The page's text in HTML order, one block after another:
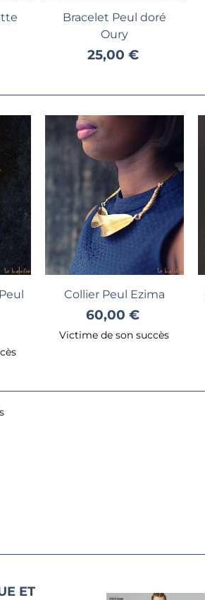
Ajouter au panier
Bracelet Peul doré
Oury
25,00 €
Voir
Collier Peul Ezima
60,00 €
Victime de son succès
ET